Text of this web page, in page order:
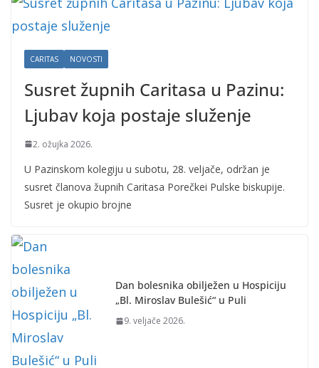
CARITAS NOVOSTI
Susret župnih Caritasa u Pazinu:
Ljubav koja postaje služenje
2. ožujka 2026.
U Pazinskom kolegiju u subotu, 28. veljače, održan je
susret članova župnih Caritasa Porečkei Pulske biskupije.
Susret je okupio brojne
Dan bolesnika obilježen u Hospiciju
„Bl. Miroslav Bulešić“ u Puli
9. veljače 2026.